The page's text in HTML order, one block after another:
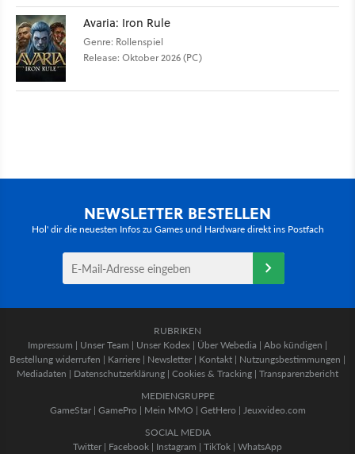
Avaria: Iron Rule
Genre: Rollenspiel
Release: Oktober 2026 (PC)
NEWSLETTER BESTELLEN
Hol' dir die neuesten Infos zu Games und Hardware direkt ins Postfach
RUBRIKEN
Impressum | Unser Team | Unser Kodex | Über Webedia | Abo kündigen |
Bestellung widerrufen | Karriere | Newsletter | Kontakt | Nutzungsbestimmungen |
Mediadaten | Datenschutzerklärung | Cookies & Tracking | Transparenzbericht
MEDIENGRUPPE
GameStar| GamePro | Mein MMO | GetHero | Jeuxvideo.com
SOCIAL MEDIA
Twitter | Facebook | Instagram | TikTok | WhatsApp